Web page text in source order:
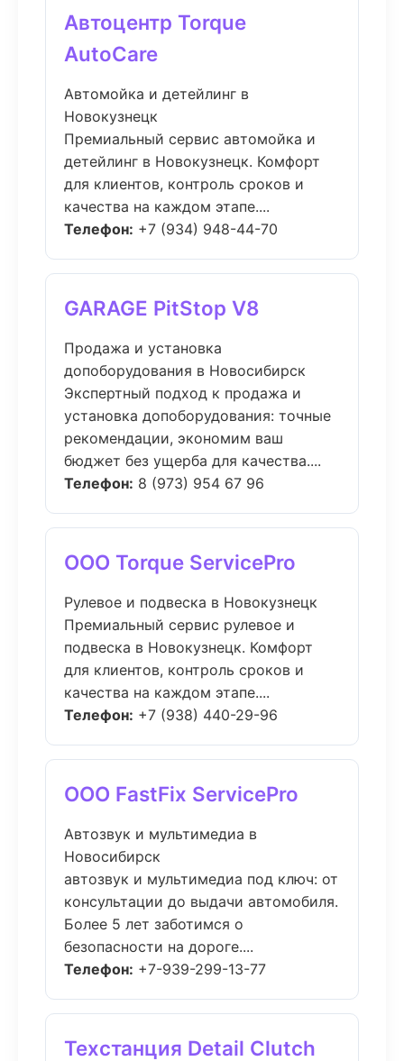
Автоцентр Torque
AutoCare
Автомойка и детейлинг в
Новокузнецк
Премиальный сервис автомойка и
детейлинг в Новокузнецк. Комфорт
для клиентов, контроль сроков и
качества на каждом этапе....
Телефон: +7 (934) 948-44-70
GARAGE PitStop V8
Продажа и установка
допоборудования в Новосибирск
Экспертный подход к продажа и
установка допоборудования: точные
рекомендации, экономим ваш
бюджет без ущерба для качества....
Телефон: 8 (973) 954 67 96
ООО Torque ServicePro
Рулевое и подвеска в Новокузнецк
Премиальный сервис рулевое и
подвеска в Новокузнецк. Комфорт
для клиентов, контроль сроков и
качества на каждом этапе....
Телефон: +7 (938) 440-29-96
ООО FastFix ServicePro
Автозвук и мультимедиа в
Новосибирск
автозвук и мультимедиа под ключ: от
консультации до выдачи автомобиля.
Более 5 лет заботимся о
безопасности на дороге....
Телефон: +7-939-299-13-77
Техстанция Detail Clutch